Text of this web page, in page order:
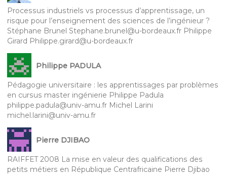
Processus industriels vs processus d’apprentissage, un
risque pour l’enseignement des sciences de l’ingénieur ?
Stéphane Brunel Stephane.brunel@u-bordeaux.fr Philippe
Girard Philippe.girard@u-bordeaux.fr
Philippe PADULA
Pédagogie universitaire : les apprentissages par problèmes
en cursus master ingénierie Philippe Padula
philippe.padula@univ-amu.fr Michel Larini
michel.larini@univ-amu.fr
Pierre DJIBAO
RAIFFET 2008 La mise en valeur des qualifications des
petits métiers en République Centrafricaine Pierre Djibao